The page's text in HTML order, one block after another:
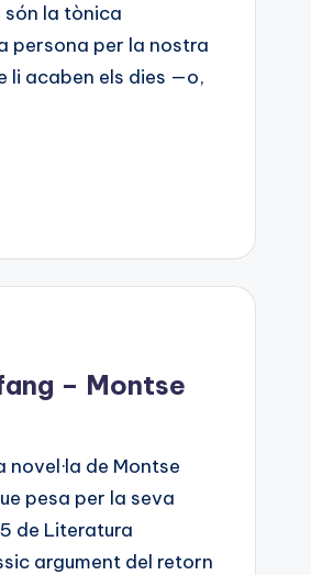
són la tònica
persona per la nostra
li acaben els dies —o,
– Montse
de Montse
pesa per la seva
de Literatura
argument del retorn